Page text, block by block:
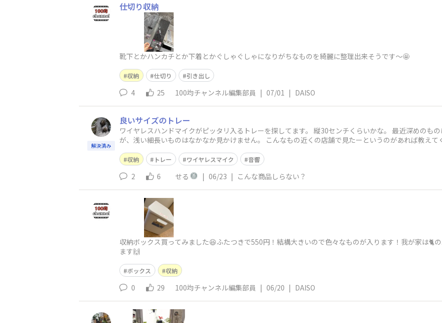
仕切り収納
靴下とかハンカチとか下着とかぐしゃぐしゃになりがちなものを綺麗に整理出来そうです〜🤩
収納 仕切り 引き出し
4 25 100均チャンネル編集部員 | 07/01 | DAISO
解決済み
良いサイズのトレー
ワイヤレスハンドマイクがピッタリ入るトレーを探してます。 縦30センチくらいかな。 最近深めのも
が、浅い細長いものはなかなか見かけません。 こんなもの近くの店舗で見たーというのがあれば教えて
収納 トレー ワイヤレスマイク 音響
2 6 せる | 06/23 | こんな商品しらない？
収納ボックス買ってみました😆ふたつきで550円！結構大きいので色々なものが入ります！我が家は🐈
ます🙌
ボックス 収納
0 29 100均チャンネル編集部員 | 06/20 | DAISO